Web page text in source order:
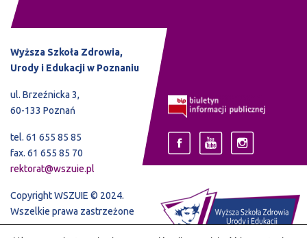
Wyższa Szkoła Zdrowia,
Urody i Edukacji w Poznaniu
ul. Brzeźnicka 3,
60-133 Poznań
tel. 61 655 85 85
fax. 61 655 85 70
rektorat@wszuie.pl
Copyright WSZUIE © 2024.
Wszelkie prawa zastrzeżone